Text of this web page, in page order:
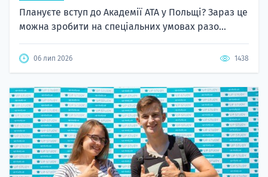
Плануєте вступ до Академії ATA у Польщі? Зараз це
можна зробити на спеціальних умовах разо...
06 лип 2026 1438